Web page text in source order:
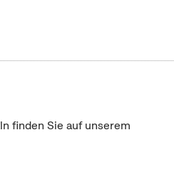
finden Sie auf unserem